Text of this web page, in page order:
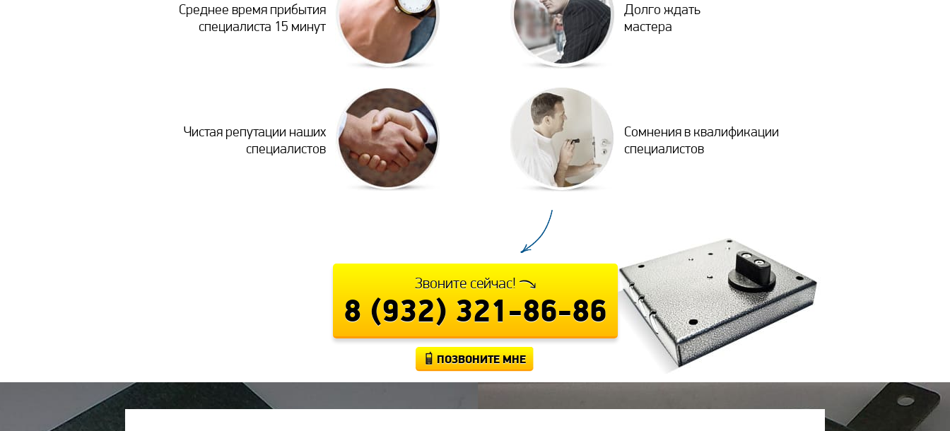
Среднее время прибытия
специалиста 15 минут
Чистая репутации наших
специалистов
Долго ждать
мастера
Сомнения в квалификации
специалистов
Звоните сейчас!
8 (932) 321-86-86
ПОЗВОНИТЕ МНЕ